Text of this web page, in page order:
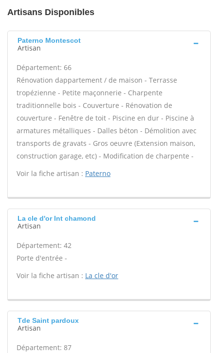
Artisans Disponibles
Paterno Montescot
Artisan
Département: 66
Rénovation dappartement / de maison - Terrasse
tropézienne - Petite maçonnerie - Charpente
traditionnelle bois - Couverture - Rénovation de
couverture - Fenêtre de toit - Piscine en dur - Piscine à
armatures métalliques - Dalles béton - Démolition avec
transports de gravats - Gros oeuvre (Extension maison,
construction garage, etc) - Modification de charpente -
Voir la fiche artisan : Paterno
La cle d'or Int chamond
Artisan
Département: 42
Porte d'entrée -
Voir la fiche artisan : La cle d'or
Tde Saint pardoux
Artisan
Département: 87